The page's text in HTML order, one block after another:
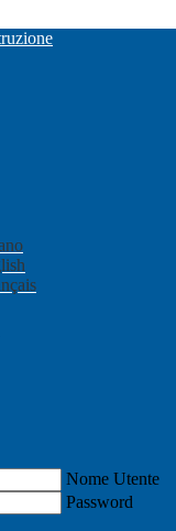
Nome Utente
Password